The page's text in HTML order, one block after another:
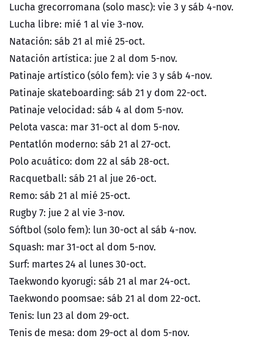
Lucha grecorromana (solo masc): vie 3 y sáb 4-nov.
Lucha libre: mié 1 al vie 3-nov.
Natación: sáb 21 al mié 25-oct.
Natación artística: jue 2 al dom 5-nov.
Patinaje artístico (sólo fem): vie 3 y sáb 4-nov.
Patinaje skateboarding: sáb 21 y dom 22-oct.
Patinaje velocidad: sáb 4 al dom 5-nov.
Pelota vasca: mar 31-oct al dom 5-nov.
Pentatlón moderno: sáb 21 al 27-oct.
Polo acuático: dom 22 al sáb 28-oct.
Racquetball: sáb 21 al jue 26-oct.
Remo: sáb 21 al mié 25-oct.
Rugby 7: jue 2 al vie 3-nov.
Sóftbol (solo fem): lun 30-oct al sáb 4-nov.
Squash: mar 31-oct al dom 5-nov.
Surf: martes 24 al lunes 30-oct.
Taekwondo kyorugi: sáb 21 al mar 24-oct.
Taekwondo poomsae: sáb 21 al dom 22-oct.
Tenis: lun 23 al dom 29-oct.
Tenis de mesa: dom 29-oct al dom 5-nov.